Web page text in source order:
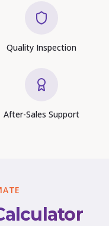
Quality Inspection
After-Sales Support